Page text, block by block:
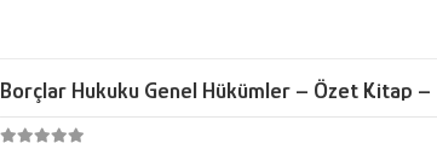
Borçlar Hukuku Genel Hükümler – Özet Kitap –